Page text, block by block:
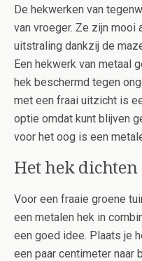
De hekwerken van
van vroeger. Ze zijn mooi
uitstraling dankzij de
Een hekwerk van metaal
hek beschermd tegen
met een fraai uitzicht is
optie omdat kunt blijven
voor het oog is een
Het hek
Voor een fraaie groene
een metalen hek in
een goed idee. Plaats je
een paar centimeter naar